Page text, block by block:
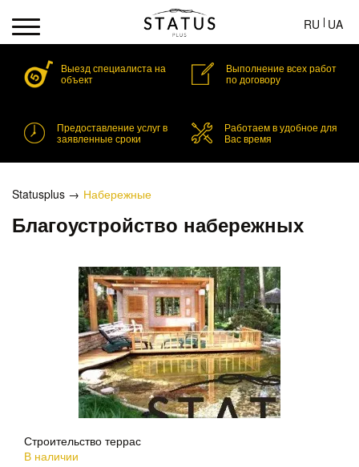
RU UA
Выезд специалиста на
объект
Выполнение всех работ
по договору
Предоставление услуг в
заявленные сроки
Работаем в удобное для
Вас время
Statusplus Набережные
Благоустройство набережных
Строительство террас
В наличии